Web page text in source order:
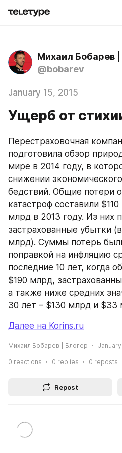
Михаил Бобарев |
@bobarev
January 15, 2015
Ущерб от
Перестраховочная
подготовила обзор
мире в 2014 году, в
снижении
бедствий. Общие потери
катастроф составили
млрд в 2013 году. Из них
застрахованные убытки
млрд). Суммы потерь
поправкой на инфляцию
последние 10 лет, когда
$190 млрд,
а также ниже средних
30 лет – $130 млрд и $33
Далее на Korins.ru
Михаил Бобарев | Блогер January
0 reactions 0 replies 0 reposts
Repost